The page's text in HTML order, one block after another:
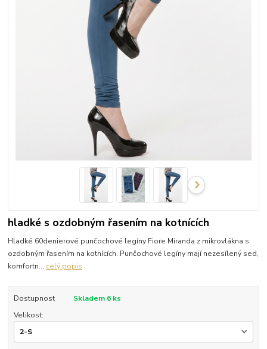
hladké s ozdobným řasením na kotnících
Hladké 60denierové punčochové legíny Fiore Miranda z mikrovlákna s
ozdobným řasením na kotnících. Punčochové legíny mají nezesílený sed,
komfortn... celý popis
Dostupnost
Skladem 6 ks
Velikost: